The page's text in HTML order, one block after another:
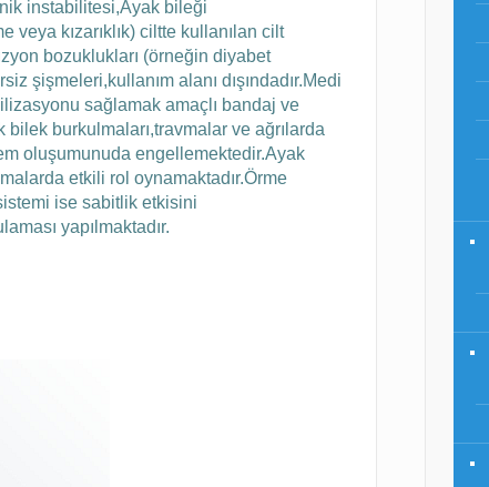
instabilitesi,Ayak bileği
veya kızarıklık) ciltte kullanılan cilt
bozuklukları (örneğin diyabet
şişmeleri,kullanım alanı dışındadır.Medi
sağlamak amaçlı bandaj ve
burkulmaları,travmalar ve ağrılarda
oluşumunuda engellemektedir.Ayak
etkili rol oynamaktadır.Örme
ise sabitlik etkisini
yapılmaktadır.